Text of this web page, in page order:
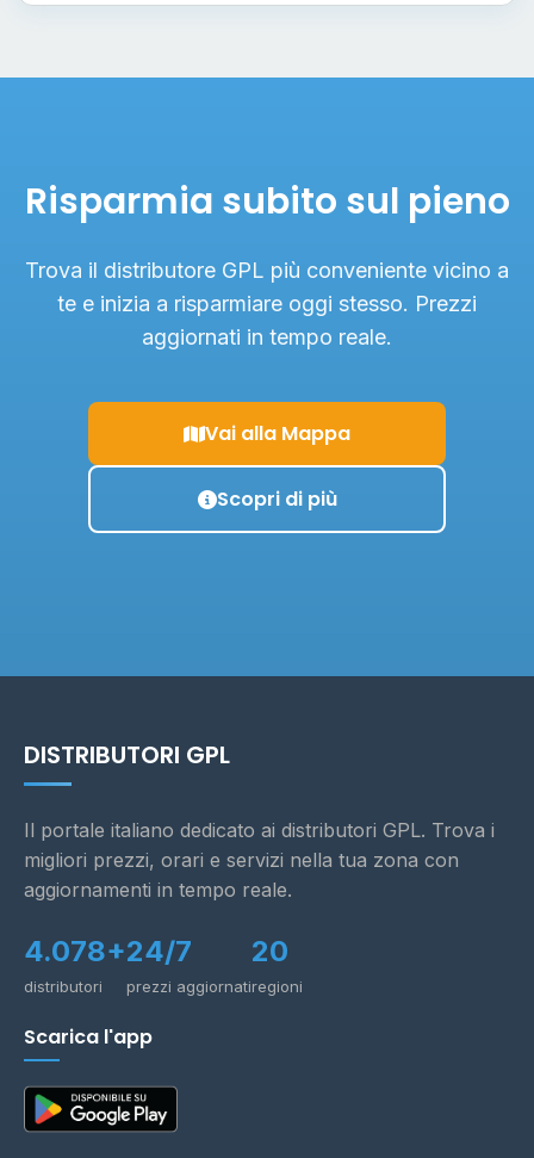
Risparmia subito sul pieno
Trova il distributore GPL più conveniente vicino a
te e inizia a risparmiare oggi stesso. Prezzi
aggiornati in tempo reale.
Vai alla Mappa
Scopri di più
DISTRIBUTORI GPL
Il portale italiano dedicato ai distributori GPL. Trova i
migliori prezzi, orari e servizi nella tua zona con
aggiornamenti in tempo reale.
4.078+
distributori
24/7
prezzi aggiornati
20
regioni
Scarica l'app